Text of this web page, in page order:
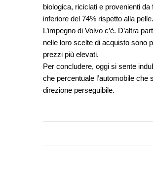
biologica, riciclati e provenienti
inferiore del 74% rispetto alla pelle.
L’impegno di Volvo c’è. D’altra
nelle loro scelte di acquisto sono
prezzi più elevati.
Per concludere, oggi si sente
che percentuale l’automobile
direzione perseguibile.